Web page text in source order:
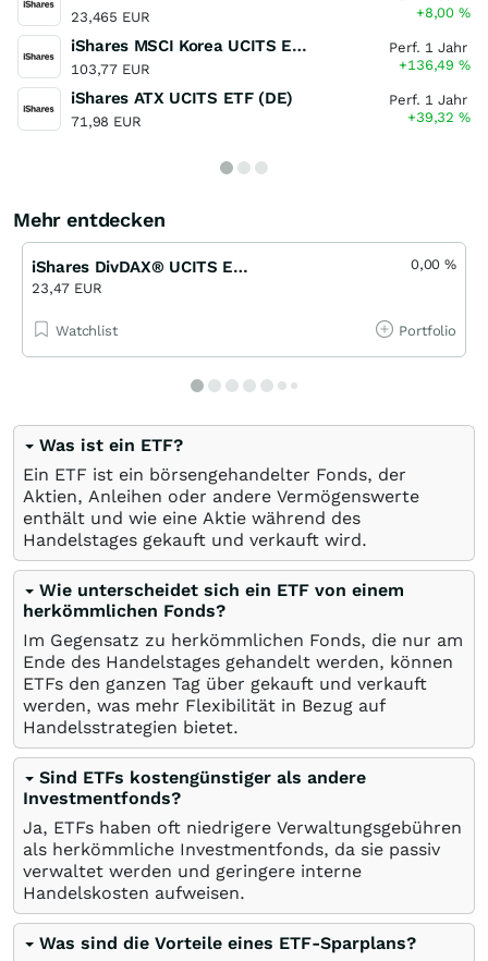
23,465 EUR
+8,00%
iShares MSCI Korea UCITS ETF (Dist)
103,77 EUR
Perf. 1 Jahr
+136,49%
iShares ATX UCITS ETF (DE)
71,98 EUR
Perf. 1 Jahr
+39,32%
Mehr entdecken
iShares DivDAX® UCITS ETF (DE)
23,47 EUR
0,00%
Watchlist Portfolio
Was ist ein ETF?
Ein ETF ist ein börsengehandelter Fonds, der
Aktien, Anleihen oder andere Vermögenswerte
enthält und wie eine Aktie während des
Handelstages gekauft und verkauft wird.
Wie unterscheidet sich ein ETF von einem
herkömmlichen Fonds?
Im Gegensatz zu herkömmlichen Fonds, die nur am
Ende des Handelstages gehandelt werden, können
ETFs den ganzen Tag über gekauft und verkauft
werden, was mehr Flexibilität in Bezug auf
Handelsstrategien bietet.
Sind ETFs kostengünstiger als andere
Investmentfonds?
Ja, ETFs haben oft niedrigere Verwaltungsgebühren
als herkömmliche Investmentfonds, da sie passiv
verwaltet werden und geringere interne
Handelskosten aufweisen.
Was sind die Vorteile eines ETF-Sparplans?